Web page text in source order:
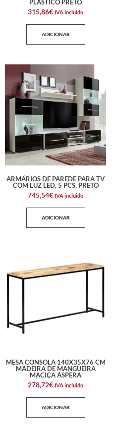
PLÁSTICO PRETO
315,86€ IVA incluido
ADICIONAR
ARMÁRIOS DE PAREDE PARA TV
COM LUZ LED, 5 PCS, PRETO
745,54€ IVA incluido
ADICIONAR
MESA CONSOLA 140X35X76 CM
MADEIRA DE MANGUEIRA
MACIÇA ÁSPERA
278,72€ IVA incluido
ADICIONAR